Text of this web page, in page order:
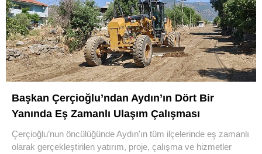
Başkan Çerçioğlu’ndan Aydın’ın Dört Bir
Yanında Eş Zamanlı Ulaşım Çalışması
Çerçioğlu’nun öncülüğünde Aydın'ın tüm ilçelerinde eş zamanlı
olarak gerçekleştirilen yatırım, proje, çalışma ve hizmetler